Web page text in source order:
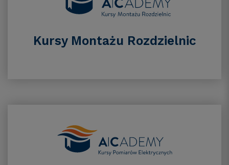
Kursy Montażu Rozdzielnic